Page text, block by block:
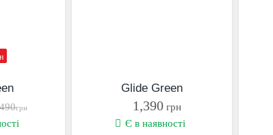
грн
Glide Green
1,390 грн
Є в наявності